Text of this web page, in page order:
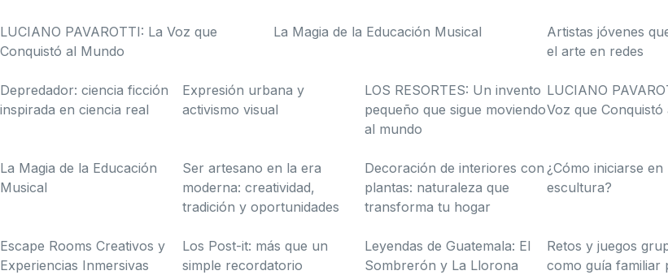
LUCIANO PAVAROTTI: La Voz que
Conquistó al Mundo
La Magia de la Educación Musical
Artistas jóvenes
el arte en redes
Depredador: ciencia ficción
inspirada en ciencia real
Expresión urbana y
activismo visual
LOS RESORTES: Un invento
pequeño que sigue moviendo
al mundo
LUCIANO
Voz que Conquistó
La Magia de la Educación
Musical
Ser artesano en la era
moderna: creatividad,
tradición y oportunidades
Decoración de interiores con
plantas: naturaleza que
transforma tu hogar
¿Cómo iniciarse en
escultura?
Escape Rooms Creativos y
Experiencias Inmersivas
Los Post-it: más que un
simple recordatorio
Leyendas de Guatemala: El
Sombrerón y La Llorona
Retos y juegos
como guía familiar